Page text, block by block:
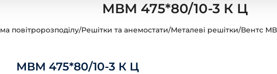
МВМ 475*80/10-3 К Ц
повітророзподілу/Решітки та анемостати/Металеві решітки/Вентс
МВМ 475*80/10-3 К Ц